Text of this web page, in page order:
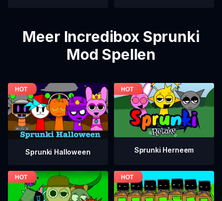
Meer Incredibox Sprunki
Mod Spellen
Sprunki Halloween Sprunki Herneem